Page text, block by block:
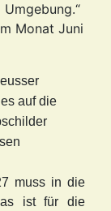
Monat Juni
auf die
muss in die
ist für die